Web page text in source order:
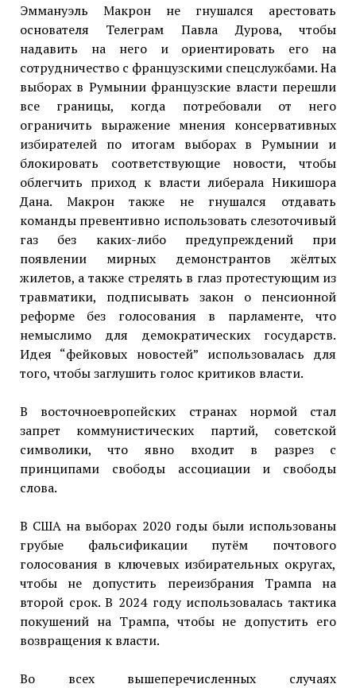
Эммануэль Макрон не гнушался арестовать
основателя Телеграм Павла Дурова, чтобы
надавить на него и ориентировать его на
сотрудничество с французскими спецслужбами. На
выборах в Румынии французские власти перешли
все границы, когда потребовали от него
ограничить выражение мнения консервативных
избирателей по итогам выборах в Румынии и
блокировать соответствующие новости, чтобы
облегчить приход к власти либерала Никишора
Дана. Макрон также не гнушался отдавать
команды превентивно использовать слезоточивый
газ без каких-либо предупреждений при
появлении мирных демонстрантов жёлтых
жилетов, а также стрелять в глаз протестующим из
травматики, подписывать закон о пенсионной
реформе без голосования в парламенте, что
немыслимо для демократических государств.
Идея “фейковых новостей” использовалась для
того, чтобы заглушить голос критиков власти.
В восточноевропейских странах нормой стал
запрет коммунистических партий, советской
символики, что явно входит в разрез с
принципами свободы ассоциации и свободы
слова.
В США на выборах 2020 годы были использованы
грубые фальсификации путём почтового
голосования в ключевых избирательных округах,
чтобы не допустить переизбрания Трампа на
второй срок. В 2024 году использовалась тактика
покушений на Трампа, чтобы не допустить его
возвращения к власти.
Во всех вышеперечисленных случаях